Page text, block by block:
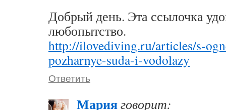
Добрый день. Эта ссылочка
любопытство.
http://ilovediving.ru/articles/s-
pozharnye-suda-i-vodolazy
Ответить
Марияговорит: